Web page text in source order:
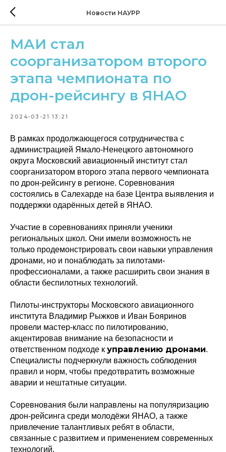
Новости НАУРР
МАИ стал
соорганизатором второго
этапа чемпионата по
дрон-рейсингу в ЯНАО
2024-03-21 13:21
В рамках продолжающегося сотрудничества с
администрацией Ямало-Ненецкого автономного
округа Московский авиационный институт стал
соорганизатором второго этапа первого чемпионата
по дрон-рейсингу в регионе. Соревнования
состоялись в Салехарде на базе Центра выявления и
поддержки одарённых детей в ЯНАО.
Участие в соревнованиях приняли ученики
региональных школ. Они имели возможность не
только продемонстрировать свои навыки управления
дронами, но и понаблюдать за пилотами-
профессионалами, а также расширить свои знания в
области беспилотных технологий.
Пилоты-инструкторы Московского авиационного
института Владимир Рыжков и Иван Бояринов
провели мастер-класс по пилотированию,
акцентировав внимание на безопасности и
ответственном подходе к управлению дронами.
Специалисты подчеркнули важность соблюдения
правил и норм, чтобы предотвратить возможные
аварии и нештатные ситуации.
Соревнования были направлены на популяризацию
дрон-рейсинга среди молодёжи ЯНАО, а также
привлечение талантливых ребят в области,
связанные с развитием и применением современных
технологий.